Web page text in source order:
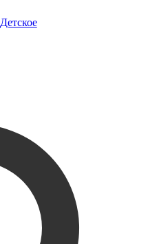
Детское